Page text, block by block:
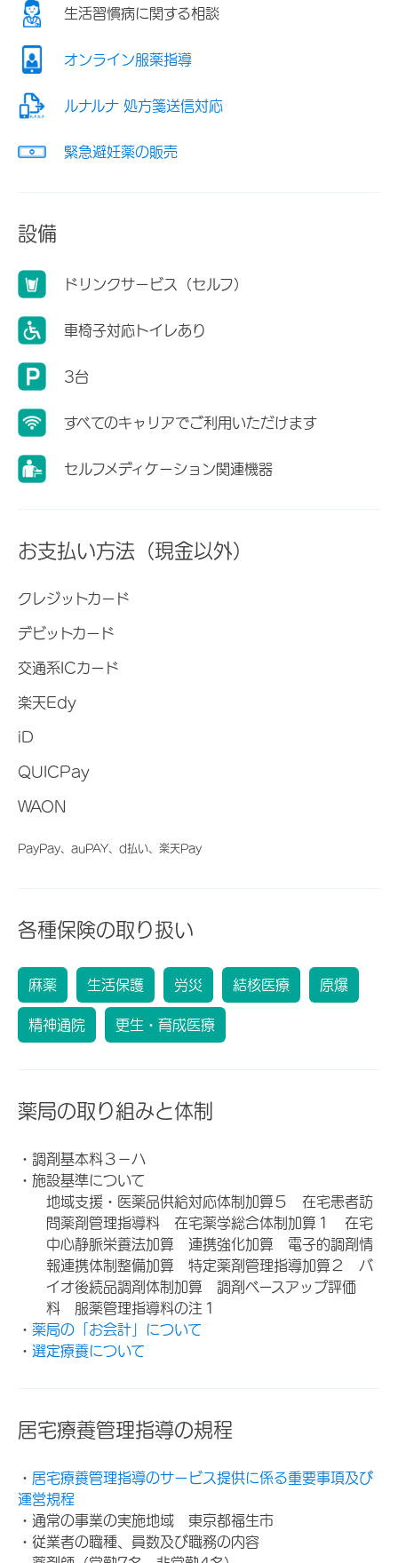
生活習慣病に関する相談
オンライン服薬指導
ルナルナ 処方箋送信対応
緊急避妊薬の販売
設備
ドリンクサービス（セルフ）
車椅子対応トイレあり
3台
すべてのキャリアでご利用いただけます
セルフメディケーション関連機器
お支払い方法（現金以外）
クレジットカード
デビットカード
交通系ICカード
楽天Edy
iD
QUICPay
WAON
PayPay、auPAY、d払い、楽天Pay
各種保険の取り扱い
麻薬 生活保護 労災 結核医療 原爆
精神通院 更生・育成医療
薬局の取り組みと体制
・調剤基本料３－ハ
・施設基準について
地域支援・医薬品供給対応体制加算５ 在宅患者訪
問薬剤管理指導料 在宅薬学総合体制加算１ 在宅
中心静脈栄養法加算 連携強化加算 電子的調剤情
報連携体制整備加算 特定薬剤管理指導加算２ バ
イオ後続品調剤体制加算 調剤ベースアップ評価
料 服薬管理指導料の注１
・ 薬局の「お会計」について
・ 選定療養について
居宅療養管理指導の規程
・ 居宅療養管理指導のサービス提供に係る重要事項及び
運営規程
・通常の事業の実施地域 東京都福生市
・従業者の職種、員数及び職務の内容